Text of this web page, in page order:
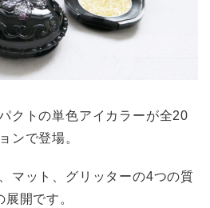
クトの単色アイカラーが全20
ンで登場。
マット、グリッターの4つの質
開です。